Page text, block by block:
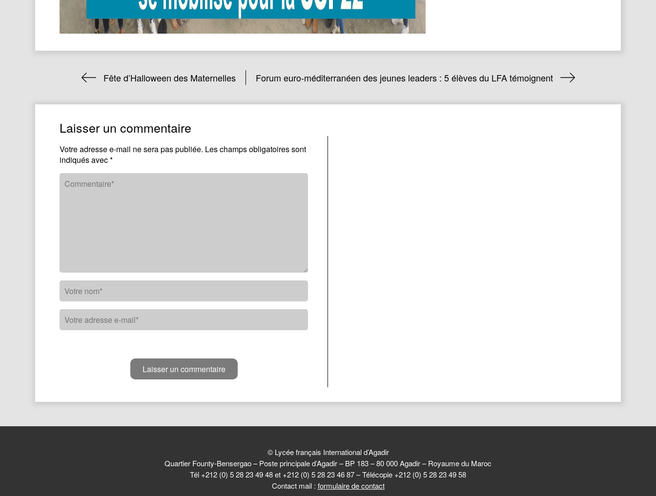
Fête d’Halloween des Maternelles Forum euro-méditerranéen des jeunes leaders : 5 élèves du LFA témoignent
Laisser un commentaire
Votre adresse e-mail ne sera pas publiée. Les champs obligatoires sont
indiqués avec*
© Lycée français International d’Agadir
Quartier Founty-Bensergao – Poste principale d’Agadir – BP 183 – 80 000 Agadir – Royaume du Maroc
Tél +212 (0) 5 28 23 49 48 et +212 (0) 5 28 23 46 87 – Télécopie +212 (0) 5 28 23 49 58
Contact mail : formulaire de contact